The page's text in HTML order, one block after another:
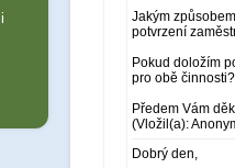
Jakým
potvrzení
Pokud doložím
pro obě činnosti?
Předem Vám
(Vložil(a):
Dobrý den,